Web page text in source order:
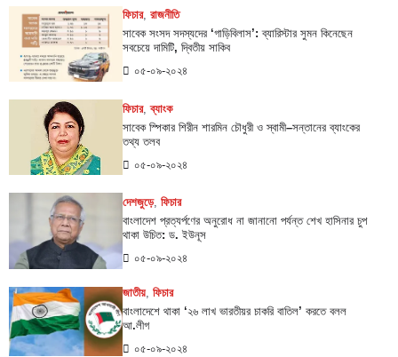
ফিচার,রাজনীতি
সাবেক সংসদ সদস্যদের ‘গাড়িবিলাস’: ব্যারিস্টার সুমন কিনেছেন
সবচেয়ে দামিটি, দ্বিতীয় সাকিব
০৫-০৯-২০২৪
ফিচার,ব্যাংক
সাবেক স্পিকার শিরীন শারমিন চৌধুরী ও স্বামী–সন্তানের ব্যাংকের
তথ্য তলব
০৫-০৯-২০২৪
দেশজুড়ে,ফিচার
বাংলাদেশ প্রত্যর্পণের অনুরোধ না জানানো পর্যন্ত শেখ হাসিনার চুপ
থাকা উচিত: ড. ইউনূস
০৫-০৯-২০২৪
জাতীয়,ফিচার
বাংলাদেশে থাকা ‌‘২৬ লাখ ভারতীয়র চাকরি বাতিল’ করতে বলল
আ.লীগ
০৫-০৯-২০২৪